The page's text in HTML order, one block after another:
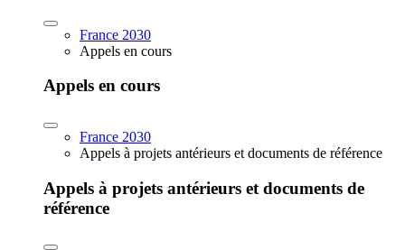
France 2030
Appels en cours
Appels en cours
France 2030
Appels à projets antérieurs et documents de référence
Appels à projets antérieurs et documents de
référence